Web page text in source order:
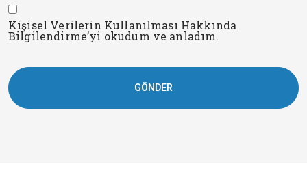
Kişisel Verilerin Kullanılması Hakkında
Bilgilendirme’yi okudum ve anladım.
GÖNDER